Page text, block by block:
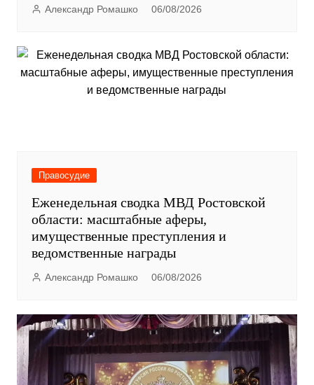
Александр Ромашко 06/08/2026
Правосудие
Еженедельная сводка МВД Ростовской
области: масштабные аферы,
имущественные преступления и
ведомственные награды
Александр Ромашко 06/08/2026